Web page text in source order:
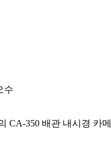
수
CA-350 배관 내시경 카메